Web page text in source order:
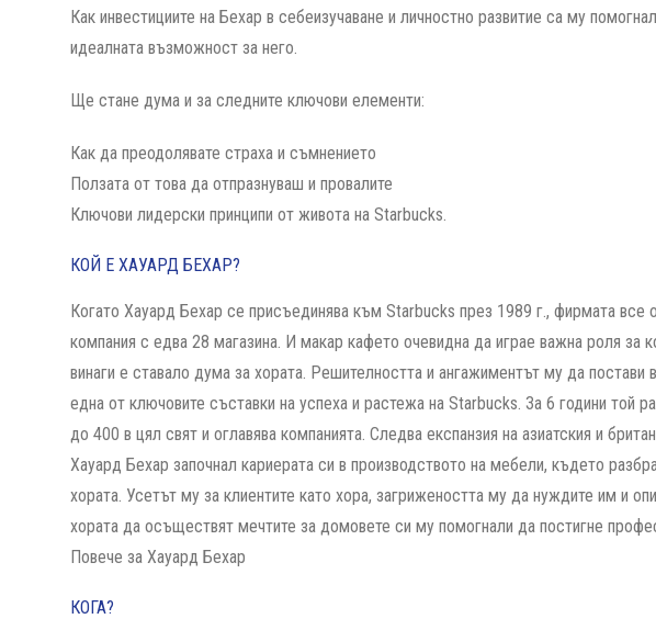
Как инвестициите на Бехар в себеизучаване и личностно развитие са му
идеалната възможност за него.
Ще стане дума и за следните ключови елементи:
Как да преодолявате страха и съмнението
Ползата от това да отпразнуваш и провалите
Ключови лидерски принципи от живота на Starbucks.
КОЙ Е ХАУАРД БЕХАР?
Когато Хауард Бехар се присъединява към Starbucks през 1989 г., фирмата все
компания с едва 28 магазина. И макар кафето очевидна да играе важна роля за
винаги е ставало дума за хората. Решителността и ангажиментът му да
една от ключовите съставки на успеха и растежа на Starbucks. За 6 години той
до 400 в цял свят и оглавява компанията. Следва експанзия на азиатския и
Хауард Бехар започнал кариерата си в производството на мебели, където
хората. Усетът му за клиентите като хора, загрижеността му да нуждите им и
хората да осъществят мечтите за домовете си му помогнали да постигне
Повече за Хауард Бехар
КОГА?